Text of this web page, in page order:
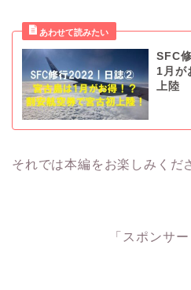
SFC
1月が
上陸
それでは本編をお楽しみくだ
「スポンサ